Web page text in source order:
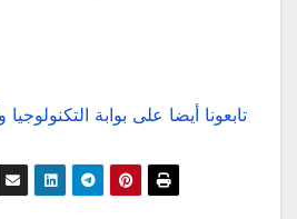
تابعونا أيضا على بوابة